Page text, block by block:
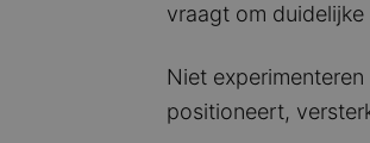
vraagt om
Niet
positioneert,